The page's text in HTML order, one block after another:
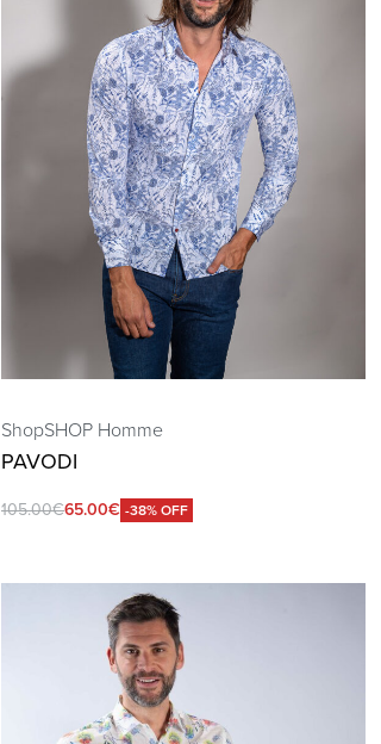
ShopSHOP Homme
PAVODI
105.00€65.00€ -38% OFF